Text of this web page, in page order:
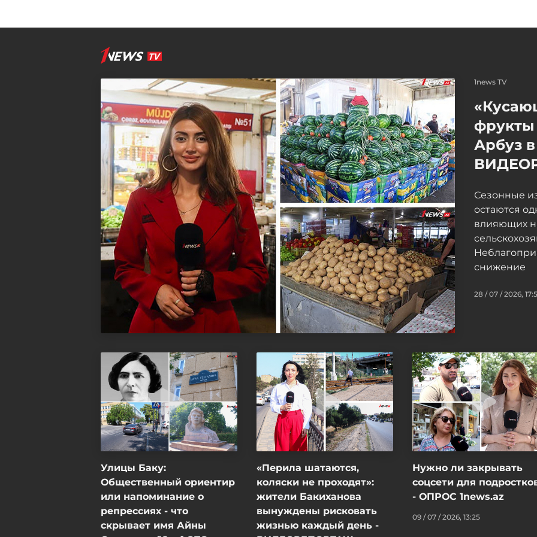
1news TV
Арбуз
Сезонные
остаются
влияющих
снижение
28 / 07 / 2026,
Улицы Баку:
Общественный ориентир
или напоминание о
репрессиях - что
скрывает имя Айны
«Перила шатаются,
коляски не проходят»:
жители Бакиханова
вынуждены рисковать
жизнью каждый день -
Нужно ли закрывать
соцсети для
- ОПРОС 1news.az
09 / 07 / 2026, 13:25